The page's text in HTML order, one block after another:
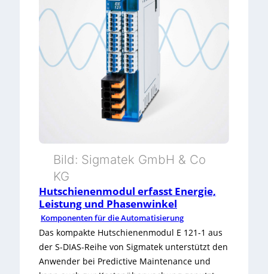
n
e
e
m
G
a
s
d
a
m
n
a
g
e
Bild: Sigmatek GmbH & Co
KG
Hutschienenmodul erfasst Energie,
Leistung und Phasenwinkel
Komponenten für die Automatisierung
Das kompakte Hutschienenmodul E 121-1 aus
der S-DIAS-Reihe von Sigmatek unterstützt den
Anwender bei Predictive Maintenance und